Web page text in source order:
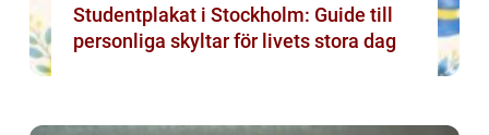
Studentplakat i Stockholm: Guide till
personliga skyltar för livets stora dag